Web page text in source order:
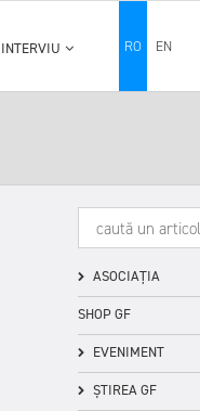
INTERVIU RO EN
ASOCIAȚIA
SHOP GF
EVENIMENT
ȘTIREA GF